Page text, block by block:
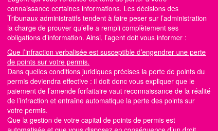
connaissance certaines informations. Les décisions des
Tribunaux administratifs tendent à faire peser sur l’administration
la charge de prouver qu’elle a rempli complètement ses
obligations d’information. Ainsi, l’agent doit vous informer :
Que l’infraction verbalisée est susceptible d’engendrer une perte
de points sur votre permis.
Dans quelles conditions juridiques précises la perte de points du
permis deviendra effective : il doit donc vous expliquer que le
paiement de l’amende forfaitaire vaut reconnaissance de la réalité
de l’infraction et entraîne automatique la perte des points sur
votre permis.
Que la gestion de votre capital de points de permis est